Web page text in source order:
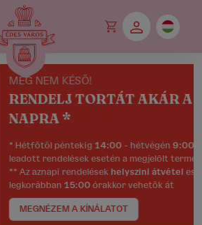
AKÁR A MAI
14:00- hétvégén9:00-óráig
esetén a megjelölt termékekre
helyszíni átvételesetén
órakkor vehetők át